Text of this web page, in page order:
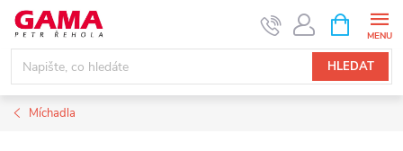
Přejít
obsah
HLEDAT
NÁKUPNÍ
KOŠÍK
Míchadla